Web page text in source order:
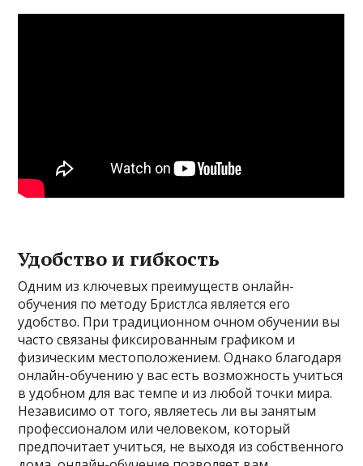
Удобство и гибкость
Одним из ключевых преимуществ онлайн-
обучения по методу Бристлса является его
удобство. При традиционном очном обучении вы
часто связаны фиксированным графиком и
физическим местоположением. Однако благодаря
онлайн-обучению у вас есть возможность учиться
в удобном для вас темпе и из любой точки мира.
Независимо от того, являетесь ли вы занятым
профессионалом или человеком, который
предпочитает учиться, не выходя из собственного